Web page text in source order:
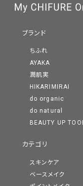
ブランド
ちふれ
AYAKA
潤肌実
HIKARIMIRAI
do organic
do natural
BEAUTY UP
カテゴリ
スキンケア
ベースメイク